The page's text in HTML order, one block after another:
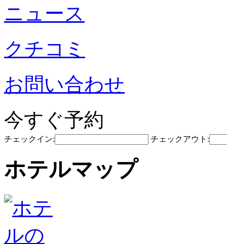
ニュース
クチコミ
お問い合わせ
今すぐ予約
チェックイン: チェックアウト:
ホテルマップ